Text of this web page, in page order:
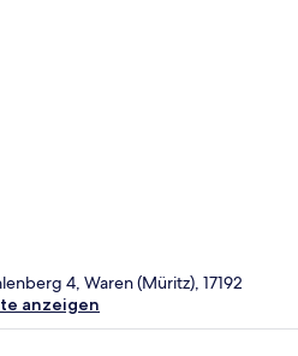
4, Waren (Müritz), 17192
anzeigen